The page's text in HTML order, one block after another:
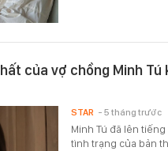
của vợ chồng Minh Tú
Minh Tú đã lên
tình trạng của bản
STAR - 5 tháng trước